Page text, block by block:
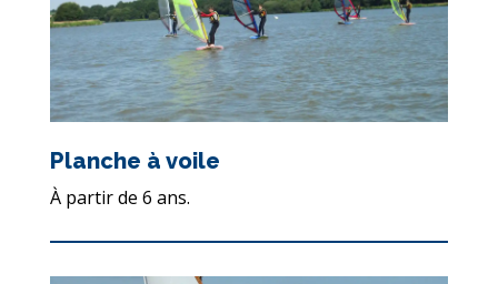
Planche à voile
À partir de 6 ans.